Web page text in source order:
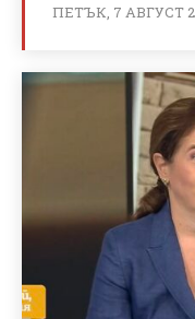
ПЕТЪК, 7 АВГУСТ